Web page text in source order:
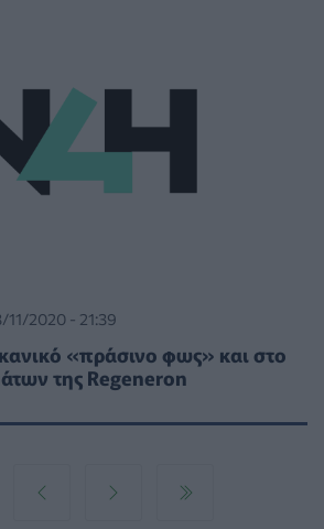
11/2020 - 21:39
«πράσινο φως» και στο
της Regeneron